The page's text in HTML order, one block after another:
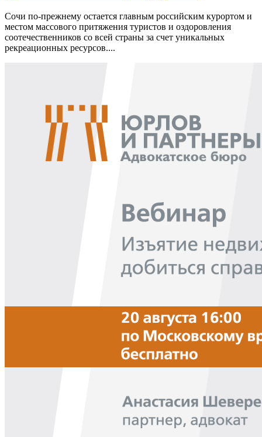
Сочи по-прежнему остается главным российским курортом и
местом массового притяжения туристов и оздоровления
соотечественников со всей страны за счет уникальных
рекреационных ресурсов....